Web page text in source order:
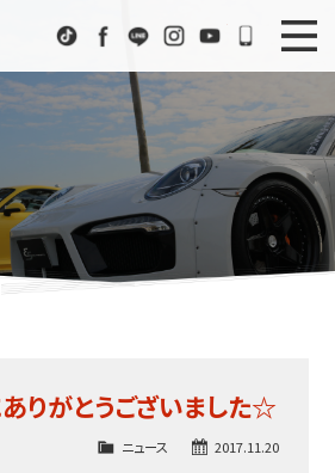
TikTokFacebook
LINE InstagramYoutube072-
Stock List
EUR Sports
りがとうございました☆
2017.11.20
ニュース